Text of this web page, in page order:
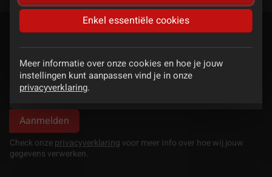
Meld je aan voor onze nieuwsbrief
Ontvang de beste aanbiedingen, promoties en leuke recepten
in je mailbox.
Laat dit veld ongewijzigd, het dient om misbruik te detecteren.
Laat dit veld ongewijzigd, het dient om misbruik te detecteren.
Aanmelden
Check onzeprivacyverklaring voor meer info over hoe wij jouw
gegevens verwerken.
Enkel essentiële cookies
Meer informatie over onze cookies en hoe je jouw
instellingen kunt aanpassen vind je in onze
privacyverklaring.